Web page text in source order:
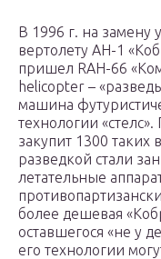
В 1996 г. на замену
вертолету АН-1
пришел RAH-66
helicopter –
машина
технологии
закупит 1300
разведкой стали
летательные
более дешевая
оставшегося «не у
его технологии